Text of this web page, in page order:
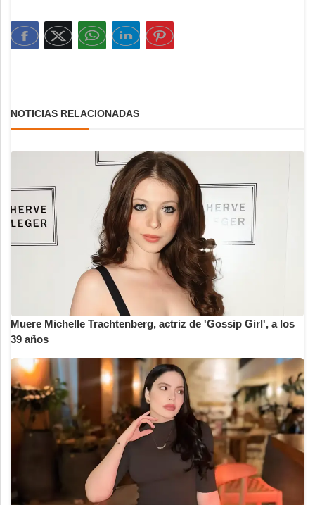
NOTICIAS RELACIONADAS
Muere Michelle Trachtenberg, actriz de 'Gossip Girl', a los
39 años